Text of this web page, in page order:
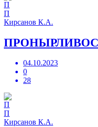
П
Кирсанов К.А.
04.10.2023
0
28
П
Кирсанов К.А.